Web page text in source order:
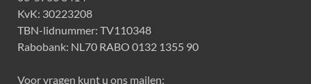
KvK: 30223208
TBN-lidnummer: TV110348
Rabobank: NL70 RABO 0132 1355 90
Voor vragen kunt u ons mailen: